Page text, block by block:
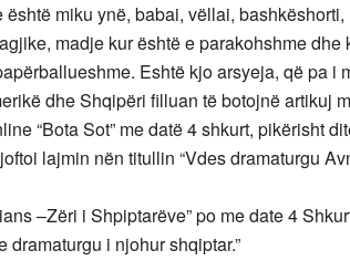
është miku ynë, babai, vëllai,
madje kur është e parakohshme dhe
Eshtë kjo arsyeja, që pa i
dhe Shqipëri filluan të botojnë artikuj
“Bota Sot” me datë 4 shkurt, pikërisht
lajmin nën titullin “Vdes dramaturgu
–Zëri i Shpiptarëve” po me date 4
dramaturgu i njohur shqiptar.”